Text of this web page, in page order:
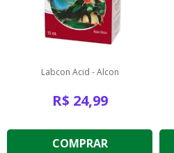
Labcon Acid - Alcon
R$ 24,99
COMPRAR